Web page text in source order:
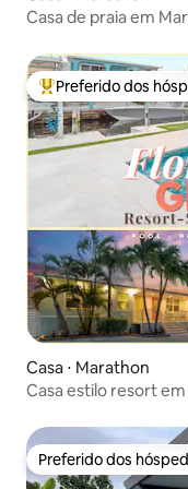
Casa de praia em
Entre os melhores
Preferido dos
Casa ⋅ Marathon
Casa estilo resort
Preferido dos
Preferido dos